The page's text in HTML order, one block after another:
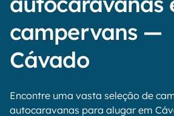
campervans —
Cávado
Encontre uma vasta seleção de
autocaravanas para alugar em